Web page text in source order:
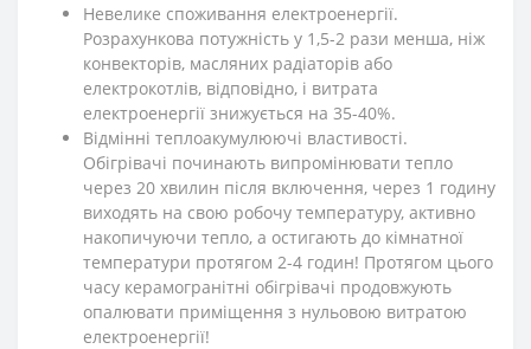
Невелике споживання електроенергії.
Розрахункова потужність у 1,5-2 рази менша, ніж
конвекторів, масляних радіаторів або
електрокотлів, відповідно, і витрата
електроенергії знижується на 35-40%.
Відмінні теплоакумулюючі властивості.
Обігрівачі починають випромінювати тепло
через 20 хвилин після включення, через 1 годину
виходять на свою робочу температуру, активно
накопичуючи тепло, а остигають до кімнатної
температури протягом 2-4 годин! Протягом цього
часу керамогранітні обігрівачі продовжують
опалювати приміщення з нульовою витратою
електроенергії!